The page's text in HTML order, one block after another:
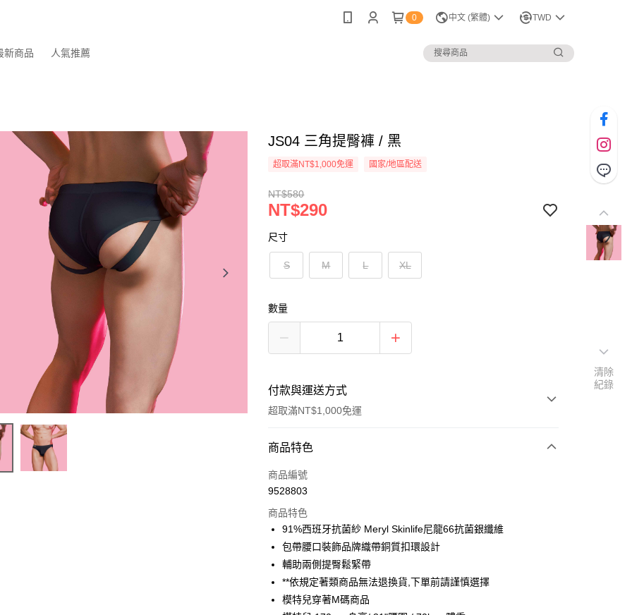
0 中文 (繁體) TWD
新商品 人氣推薦
JS04 三角提臀褲 / 黑
超取滿NT$1,000免運 國家/地區配送
NT$580
NT$290
尺寸
S M L XL
數量
付款與運送方式
超取滿NT$1,000免運
付款方式
信用卡一次付款
3 期 0 利率 每期
合作金庫商業銀行
第一商業銀行
華南商業銀行
國泰世華商業銀行
兆豐國際商業銀行
臺灣中小企業銀行
6 期 0 利率 每期NT$48
合作金庫商業銀行
華南商業銀行
彰化商業銀行
上海商業儲蓄銀行
12 期 0 利率 每期NT$24
合作金庫商業銀行
第一商業銀行
華南商業銀行
24 期 0 利率 每期NT$12
合作金庫商業銀行
商品特色
商品編號
9528803
商品特色
91%西班牙抗菌紗 Meryl Skinlife尼龍66抗菌銀纖維
包帶腰口裝飾品牌織帶銅質扣環設計
輔助兩側提臀鬆緊帶
**依規定著類商品無法退換貨,下單前請謹慎選擇
模特兒穿著M碼商品
清除
紀錄